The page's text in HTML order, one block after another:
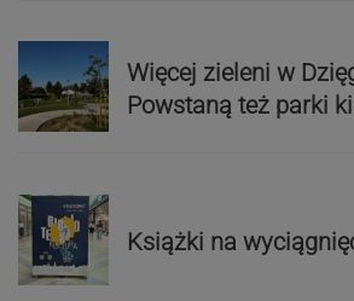
Więcej zieleni w
Powstaną też parki
Książki na